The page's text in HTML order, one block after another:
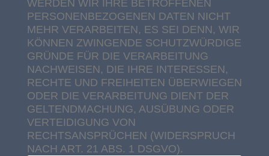
WERDEN WIR IHRE BETROFFENEN
PERSONENBEZOGENEN DATEN NICHT
MEHR VERARBEITEN, ES SEI DENN, WIR
KÖNNEN ZWINGENDE SCHUTZWÜRDIGE
GRÜNDE FÜR DIE VERARBEITUNG
NACHWEISEN, DIE IHRE INTERESSEN,
RECHTE UND FREIHEITEN ÜBERWIEGEN
ODER DIE VERARBEITUNG DIENT DER
GELTENDMACHUNG, AUSÜBUNG ODER
VERTEIDIGUNG VON
RECHTSANSPRÜCHEN (WIDERSPRUCH
NACH ART. 21 ABS. 1 DSGVO).